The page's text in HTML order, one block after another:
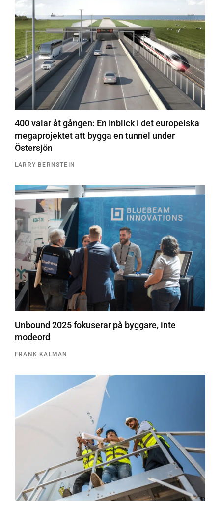
400 valar åt gången: En inblick i det europeiska
megaprojektet att bygga en tunnel under
Östersjön
LARRY BERNSTEIN
Unbound 2025 fokuserar på byggare, inte
modeord
FRANK KALMAN